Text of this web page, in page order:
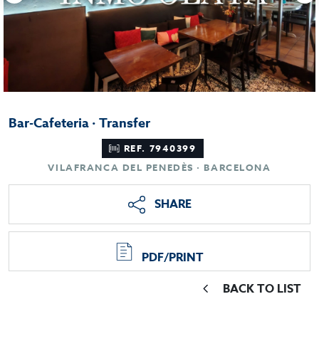
Bar-Cafeteria · Transfer
REF. 7940399
VILAFRANCA DEL PENEDÈS · BARCELONA
SHARE
PDF/PRINT
BACK TO LIST